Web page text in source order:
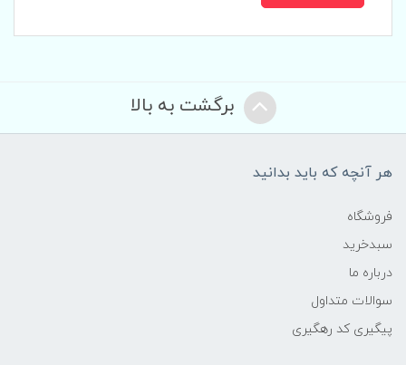
برگشت به بالا
هر آنچه که باید بدانید
فروشگاه
سبدخرید
درباره ما
سوالات متداول
پیگیری کد رهگیری